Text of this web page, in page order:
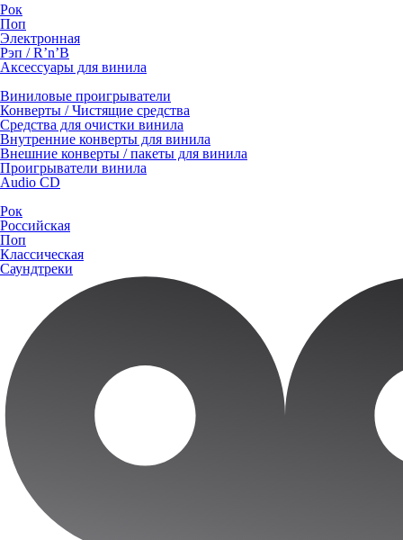
Рок
Поп
Электронная
Рэп / R’n’B
Аксессуары для винила
Виниловые проигрыватели
Конверты / Чистящие средства
Средства для очистки винила
Внутренние конверты для винила
Внешние конверты / пакеты для винила
Проигрыватели винила
Audio CD
Рок
Российская
Поп
Классическая
Саундтреки